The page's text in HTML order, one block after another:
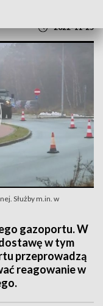
2022-11-25
Służby m.in. w
gazoportu. W
w tym
przeprowadzą
reagowanie w